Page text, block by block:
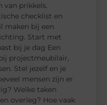
van prikkels.
checklist en
maken bij een
Start met
bij je dag Een
projectmeubilair,
Stel jezelf en je
mensen zijn er
Welke taken
overleg? Hoe vaak